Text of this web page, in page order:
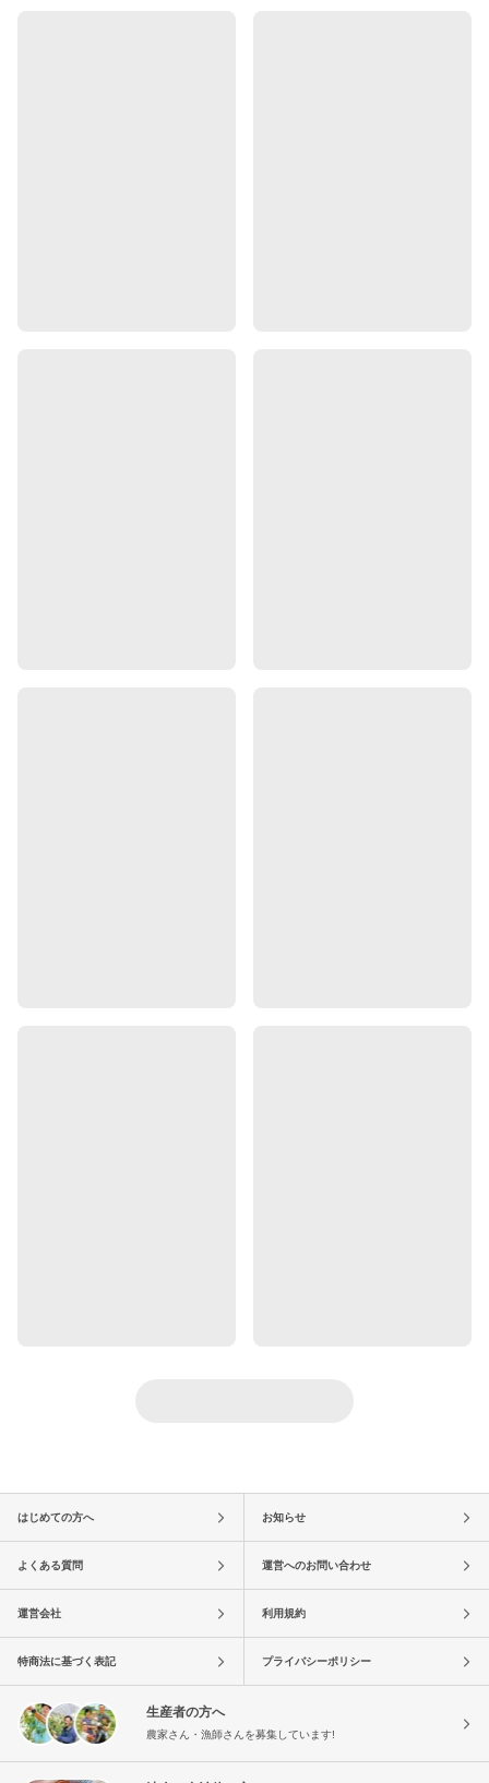
はじめての方へ お知らせ
よくある質問 運営へのお問い合わせ
運営会社 利用規約
特商法に基づく表記 プライバシーポリシー
生産者の方へ
農家さん・漁師さんを募集しています!